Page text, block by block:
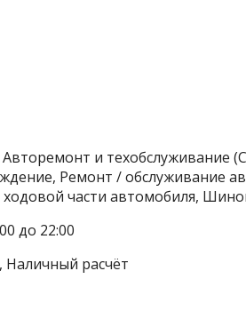
и техобслуживание
Ремонт / обслуживание
ходовой части автомобиля,
до 22:00
Наличный расчёт